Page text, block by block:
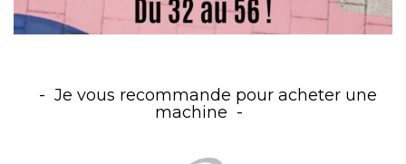
Je vous recommande pour acheter une
machine